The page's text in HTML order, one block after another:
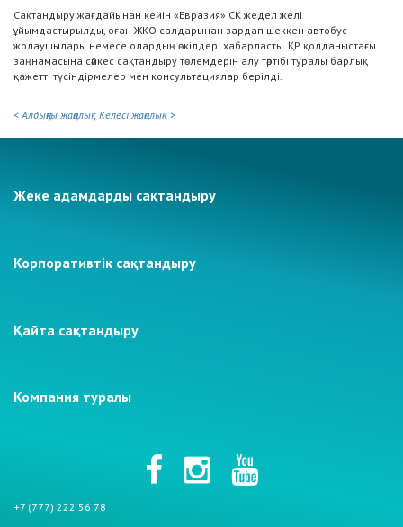
Сақтандыру жағдайынан кейін «Евразия» СК жедел желі
ұйымдастырылды, оған ЖКО салдарынан зардап шеккен автобус
жолаушылары немесе олардың өкілдері хабарласты. ҚР қолданыстағы
заңнамасына сәйкес сақтандыру төлемдерін алу тәртібі туралы барлық
қажетті түсіндірмелер мен консультациялар берілді.
< Алдыңғы жаңалық Келесі жаңалық >
Жеке адамдарды сақтандыру
Корпоративтік сақтандыру
Қайта сақтандыру
Компания туралы
+7 (777) 222 56 78